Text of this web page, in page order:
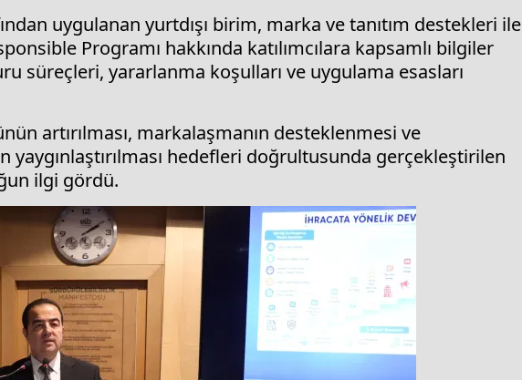
uygulanan yurtdışı birim, marka ve tanıtım destekleri ile
Programı hakkında katılımcılara kapsamlı bilgiler
süreçleri, yararlanma koşulları ve uygulama esasları
artırılması, markalaşmanın desteklenmesi ve
hedefleri doğrultusunda gerçekleştirilen
ilgi gördü.